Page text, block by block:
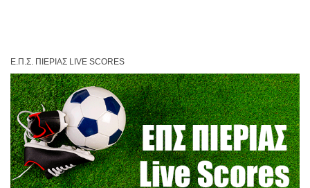
Ε.Π.Σ. ΠΙΕΡΊΑΣ LIVE SCORES